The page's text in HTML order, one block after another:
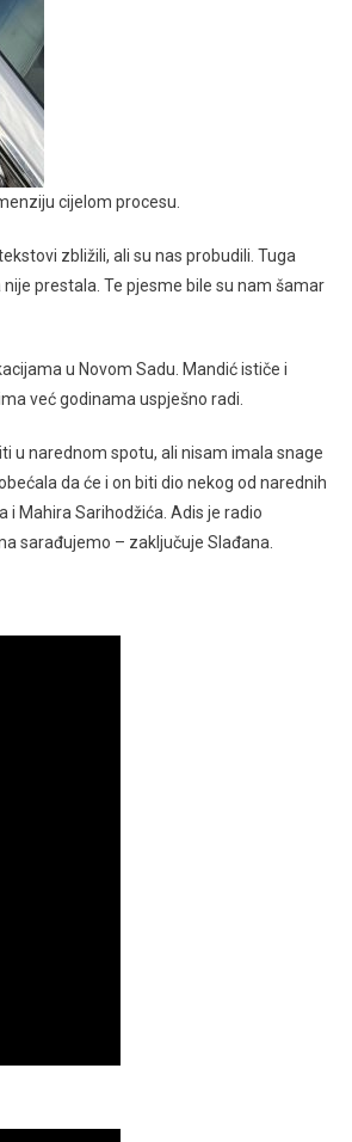
cijelom procesu.
zbližili, ali su nas probudili. Tuga
prestala. Te pjesme bile su nam šamar
u Novom Sadu. Mandić ističe i
već godinama uspješno radi.
u narednom spotu, ali nisam imala snage
da će i on biti dio nekog od narednih
i Mahira Sarihodžića. Adis je radio
sarađujemo – zaključuje Slađana.